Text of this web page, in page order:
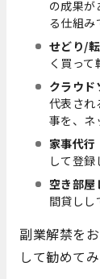
の成果が
る仕組み
せどり/
く買って
クラウド
代表され
事を、ネ
家事代行
して登録
空き部屋
間貸しし
副業解禁を
して勧めて